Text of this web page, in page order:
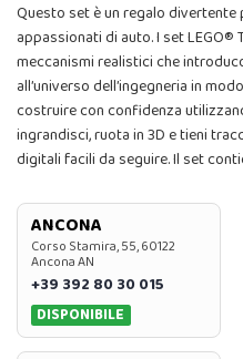
Questo set è un regalo divertente
appassionati di auto. I set
meccanismi realistici che
all’universo dell’ingegneria in
costruire con confidenza
ingrandisci, ruota in 3D e tieni
digitali facili da seguire. Il set
ANCONA
Corso Stamira, 55, 60122
Ancona AN
+39 392 80 30 015
DISPONIBILE